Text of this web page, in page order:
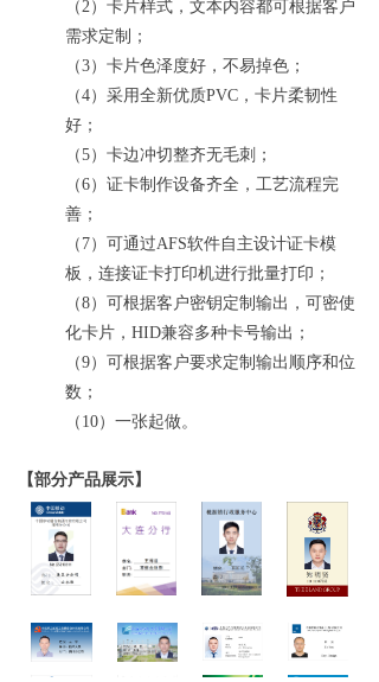
（2）卡片样式，文本内容都可根据客户
需求定制；
（3）卡片色泽度好，不易掉色；
（4）采用全新优质PVC，卡片柔韧性
好；
（5）卡边冲切整齐无毛刺；
（6）证卡制作设备齐全，工艺流程完
善；
（7）可通过AFS软件自主设计证卡模
板，连接证卡打印机进行批量打印；
（8） 可根据客户密钥定制输出，可密使
化卡片，HID兼容多种卡号输出；
（9） 可根据客户要求定制输出顺序和位
数；
（10） 一张起做。
【部分产品展示】